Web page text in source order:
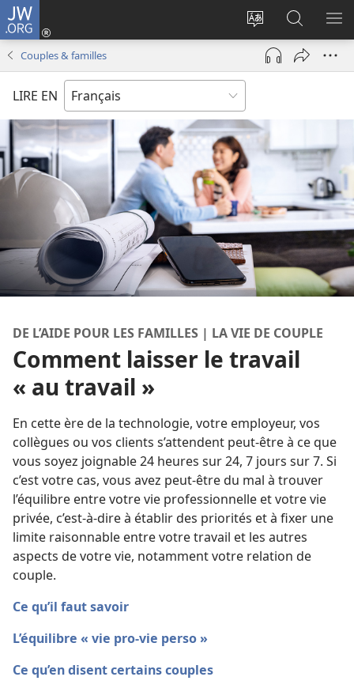
JW.ORG
Changer
langue
Se
connecter
(ouvre
nouvelle
sur
JW.ORG
Couples & familles
LIRE EN
DE L’AIDE POUR LES FAMILLES | LA VIE DE COUPLE
Comment laisser le travail
« au travail »
En cette ère de la technologie, votre employeur, vos
collègues ou vos clients s’attendent peut-être à ce que
vous soyez joignable 24 heures sur 24, 7 jours sur 7. Si
c’est votre cas, vous avez peut-être du mal à trouver
l’équilibre entre votre vie professionnelle et votre vie
privée, c’est-à-dire à établir des priorités et à fixer une
limite raisonnable entre votre travail et les autres
aspects de votre vie, notamment votre relation de
couple.
Ce qu’il faut savoir
L’équilibre « vie pro-vie perso »
Ce qu’en disent certains couples